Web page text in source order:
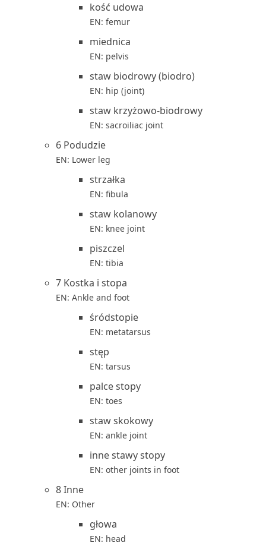
kość udowa
EN: femur
miednica
EN: pelvis
staw biodrowy (biodro)
EN: hip (joint)
staw krzyżowo-biodrowy
EN: sacroiliac joint
6 Podudzie
EN: Lower leg
strzałka
EN: fibula
staw kolanowy
EN: knee joint
piszczel
EN: tibia
7 Kostka i stopa
EN: Ankle and foot
śródstopie
EN: metatarsus
stęp
EN: tarsus
palce stopy
EN: toes
staw skokowy
EN: ankle joint
inne stawy stopy
EN: other joints in foot
8 Inne
EN: Other
głowa
EN: head